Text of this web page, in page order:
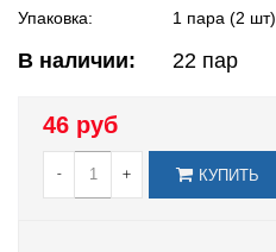
Упаковка:
1 пара (2 шт)
В наличии: 22 пар
46 руб
- + КУПИТЬ